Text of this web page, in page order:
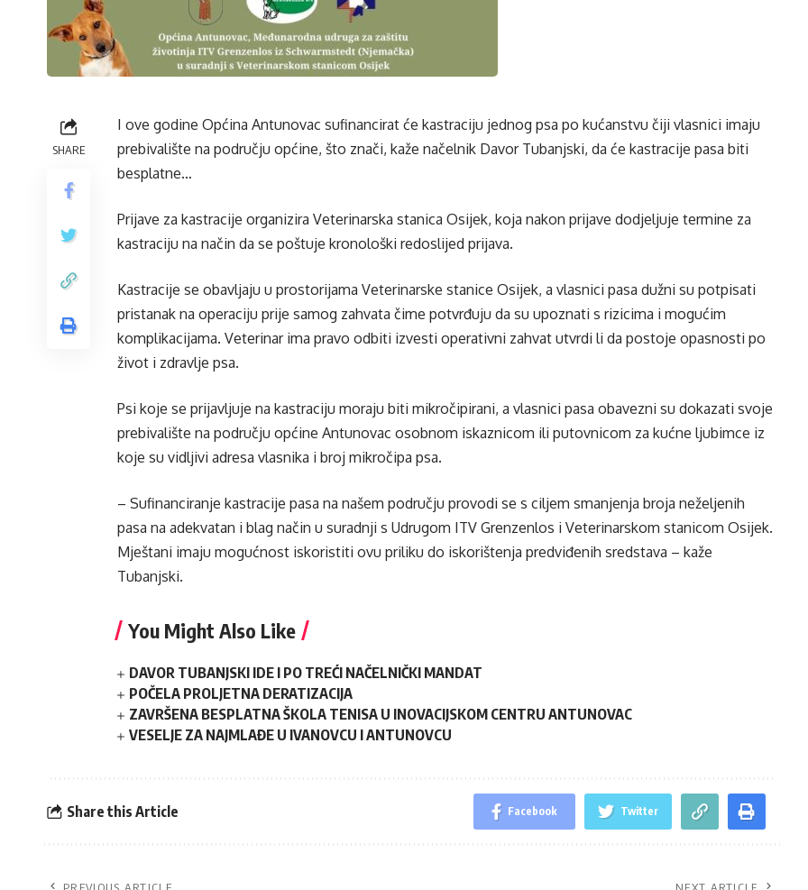
SHARE
I ove godine Općina Antunovac sufinancirat će kastraciju jednog psa po kućanstvu čiji vlasnici imaju
prebivalište na području općine, što znači, kaže načelnik Davor Tubanjski, da će kastracije pasa biti
besplatne…
Prijave za kastracije organizira Veterinarska stanica Osijek, koja nakon prijave dodjeljuje termine za
kastraciju na način da se poštuje kronološki redoslijed prijava.
Kastracije se obavljaju u prostorijama Veterinarske stanice Osijek, a vlasnici pasa dužni su potpisati
pristanak na operaciju prije samog zahvata čime potvrđuju da su upoznati s rizicima i mogućim
komplikacijama. Veterinar ima pravo odbiti izvesti operativni zahvat utvrdi li da postoje opasnosti po
život i zdravlje psa.
Psi koje se prijavljuje na kastraciju moraju biti mikročipirani, a vlasnici pasa obavezni su dokazati svoje
prebivalište na području općine Antunovac osobnom iskaznicom ili putovnicom za kućne ljubimce iz
koje su vidljivi adresa vlasnika i broj mikročipa psa.
– Sufinanciranje kastracije pasa na našem području provodi se s ciljem smanjenja broja neželjenih
pasa na adekvatan i blag način u suradnji s Udrugom ITV Grenzenlos i Veterinarskom stanicom Osijek.
Mještani imaju mogućnost iskoristiti ovu priliku do iskorištenja predviđenih sredstava – kaže
Tubanjski.
You Might Also Like
DAVOR TUBANJSKI IDE I PO TREĆI NAČELNIČKI MANDAT
POČELA PROLJETNA DERATIZACIJA
ZAVRŠENA BESPLATNA ŠKOLA TENISA U INOVACIJSKOM CENTRU ANTUNOVAC
VESELJE ZA NAJMLAĐE U IVANOVCU I ANTUNOVCU
Share this Article Facebook Twitter